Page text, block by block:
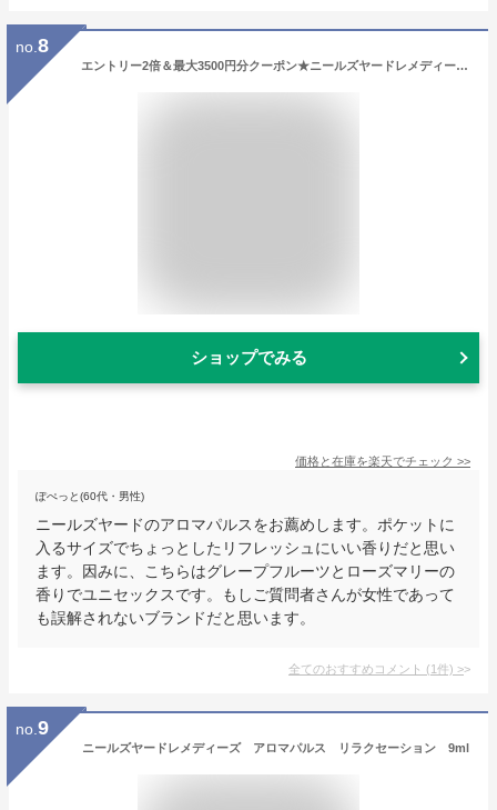
no. 8
エントリー2倍＆最大3500円分クーポン★ニールズヤードレメディーズ アロマパルス エナジー # ENERGY 9ml x 2 | 最安値に挑戦 NEAL’S YARD REMEDIES アロマオイル お買い物マラソン サンキュー クーポン(次回使える)
ショップでみる
価格と在庫を楽天でチェック >>
ぽぺっと(60代・男性)
ニールズヤードのアロマパルスをお薦めします。ポケットに
入るサイズでちょっとしたリフレッシュにいい香りだと思い
ます。因みに、こちらはグレープフルーツとローズマリーの
香りでユニセックスです。もしご質問者さんが女性であって
も誤解されないブランドだと思います。
全てのおすすめコメント (1件) >
no. 9
ニールズヤードレメディーズ アロマパルス リラクセーション 9ml